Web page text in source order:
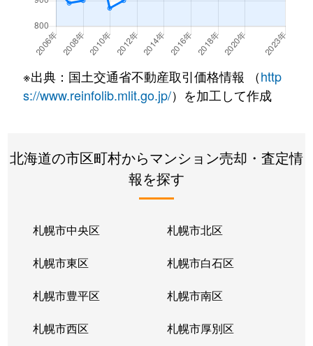
月寒東１条
1,900万円 福住
徒歩
月寒東１条
1,100万円 福住
月寒東２条
640万円 月寒中央
月寒東２条
2,500万円 福住
徒歩
2,800万円
月寒東２条
福住
月寒東２条
福住
月寒東３条
月寒中央
月寒東４条
月寒中央
※出典：国土交通省不動産取引価格情報 （http
s://www.reinfolib.mlit.go.jp/）を加工して作成
北海道の市区町村からマンション売却・査定情
報を探す
札幌市中央区 札幌市北区
札幌市東区 札幌市白石区
札幌市豊平区 札幌市南区
札幌市西区 札幌市厚別区